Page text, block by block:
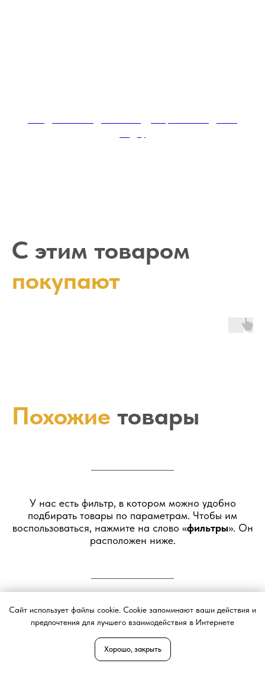
С этим товаром
покупают
Похожие товары
У нас есть фильтр, в котором можно удобно
подбирать товары по параметрам. Чтобы им
воспользоваться, нажмите на слово «фильтры». Он
расположен ниже.
Сайт использует файлы cookie. Cookie запоминают ваши действия и
предпочтения для лучшего взаимодействия в Интернете
Хорошо, закрыть